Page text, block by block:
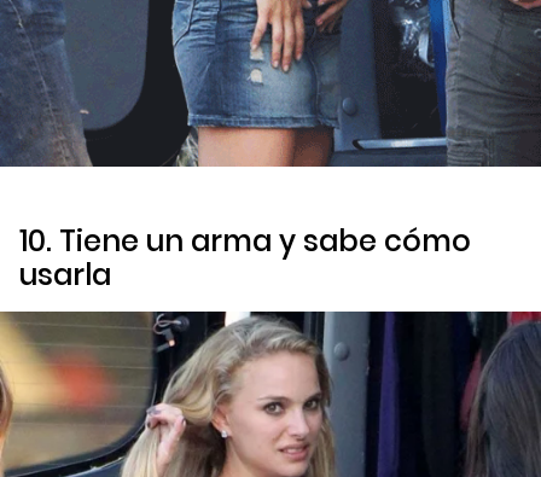
10. Tiene un arma y sabe cómo
usarla